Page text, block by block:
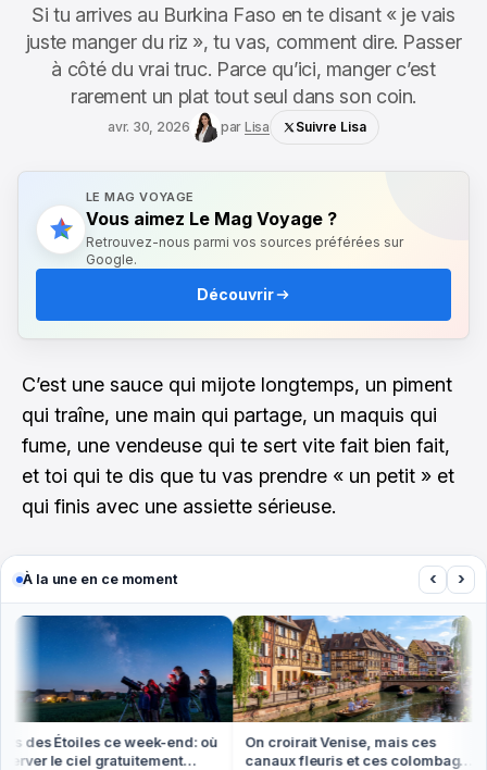
Si tu arrives au Burkina Faso en te disant « je vais
juste manger du riz », tu vas, comment dire. Passer
à côté du vrai truc. Parce qu’ici, manger c’est
rarement un plat tout seul dans son coin.
avr. 30, 2026 par Lisa Suivre Lisa
LE MAG VOYAGE
Vous aimez Le Mag Voyage ?
Retrouvez-nous parmi vos sources préférées sur
Google.
Découvrir
C’est une sauce qui mijote longtemps, un piment
qui traîne, une main qui partage, un maquis qui
fume, une vendeuse qui te sert vite fait bien fait,
et toi qui te dis que tu vas prendre « un petit » et
qui finis avec une assiette sérieuse.
À la une en ce moment ‹ ›
des Étoiles ce week-end: où
le ciel gratuitement
On croirait Venise, mais ces
canaux fleuris et ces colombages